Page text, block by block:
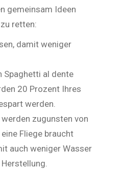
gemeinsam Ideen
retten:
damit weniger
Spaghetti al dente
20 Prozent Ihres
werden.
zugunsten von
Fliege braucht
auch weniger Wasser